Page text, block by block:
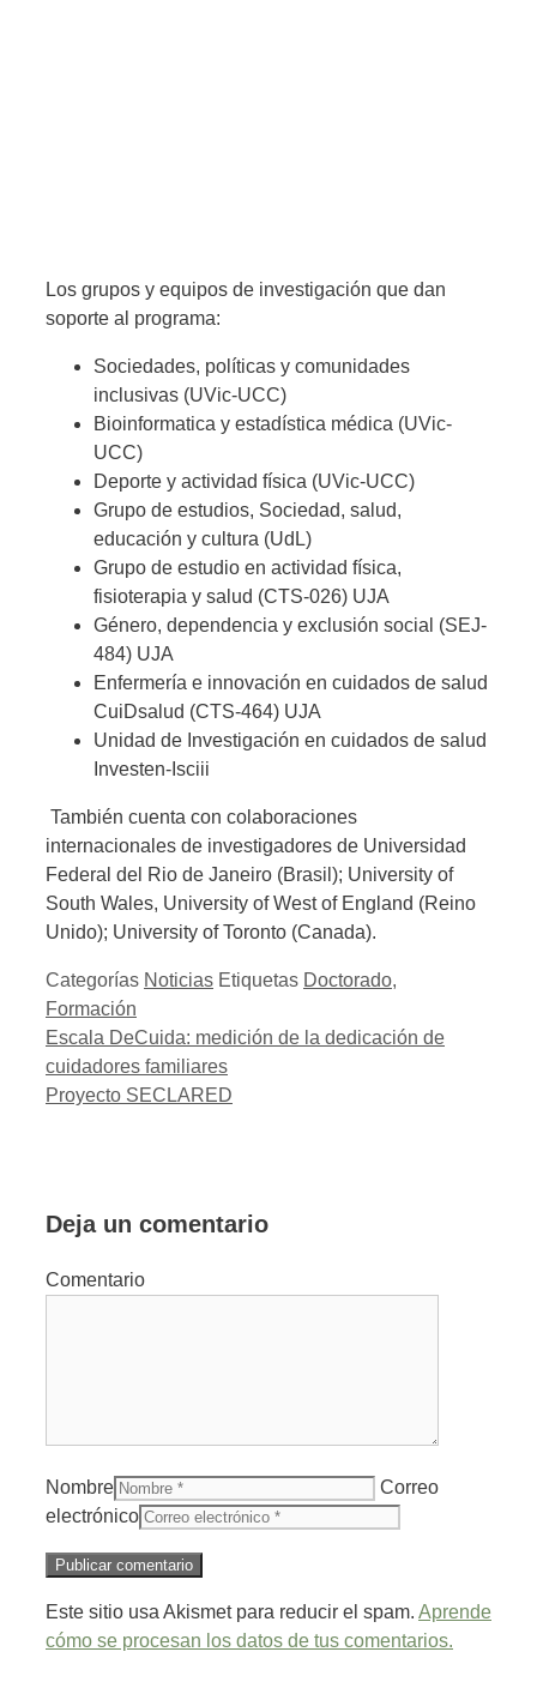
Los grupos y equipos de investigación que dan
soporte al programa:
Sociedades, políticas y comunidades
inclusivas (UVic-UCC)
Bioinformatica y estadística médica (UVic-
UCC)
Deporte y actividad física (UVic-UCC)
Grupo de estudios, Sociedad, salud,
educación y cultura (UdL)
Grupo de estudio en actividad física,
fisioterapia y salud (CTS-026) UJA
Género, dependencia y exclusión social (SEJ-
484) UJA
Enfermería e innovación en cuidados de salud
CuiDsalud (CTS-464) UJA
Unidad de Investigación en cuidados de salud
Investen-Isciii
También cuenta con colaboraciones
internacionales de investigadores de Universidad
Federal del Rio de Janeiro (Brasil); University of
South Wales, University of West of England (Reino
Unido); University of Toronto (Canada).
Categorías Noticias Etiquetas Doctorado,
Formación
Escala DeCuida: medición de la dedicación de
cuidadores familiares
Proyecto SECLARED
Deja un comentario
Comentario
Nombre
Correo
electrónico
Este sitio usa Akismet para reducir el spam. Aprende
cómo se procesan los datos de tus comentarios.